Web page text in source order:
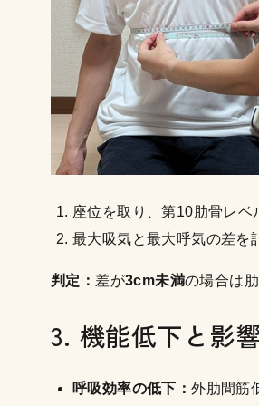
座位を取り、第10肋骨レベ
最大吸気と最大呼気の差を
判定： 差が3cm未満の場合は
3. 機能低下と影響
呼吸効率の低下：外肋間筋